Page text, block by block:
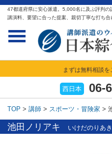
47都道府県に安心派遣。5,000名に及ぶ評判
講演料、要望に合った提案、親切丁寧な打ち合
まずは無料相談を
西日本 06-
TOP > 講師 > スポーツ・冒険家 >
池田ノリアキ いけだのりあき